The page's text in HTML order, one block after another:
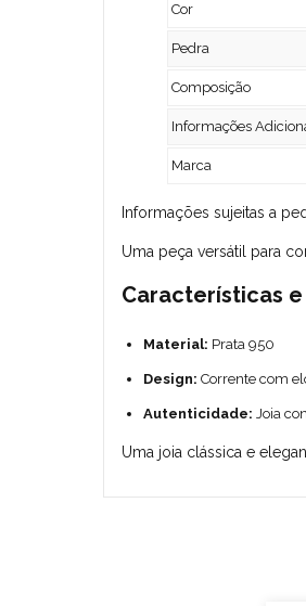
Cor
Pedra
Composição
Informações
Marca
Informações sujeitas a
Uma peça versátil para
Características
Material: Prata 950
Design: Corrente com
Autenticidade: Joia
Uma joia clássica e